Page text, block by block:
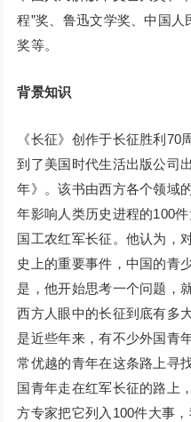
程”奖、鲁迅文学奖、中国
奖等。
背景知识
《长征》创作于长征胜利
到了美国时代生活出版公
年》。该书由西方各个领域
年影响人类历史进程的100
国工农红军长征。他认为，
史上的重要事件，中国的青
是，他开始思考一个问题，
西方人眼中的长征到底有多
是近些年来，有不少外国青
常优越的青年在这条路上寻
国青年走在红军长征的路上
方专家把它列入100件大事